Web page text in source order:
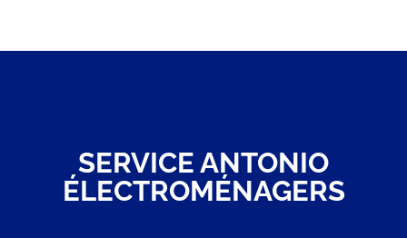
SERVICE ANTONIO
ÉLECTROMÉNAGERS